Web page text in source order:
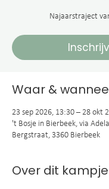
Najaarstraject
Waar &
23 sep 2026, 13:30 – 28 okt
't Bosje in Bierbeek, via
Bergstraat, 3360 Bierbeek
Over dit kampje